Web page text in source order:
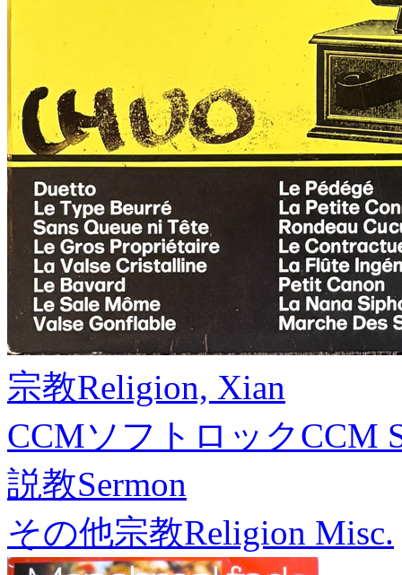
宗教Religion, Xian
CCMソフトロックCCM
説教Sermon
その他宗教Religion Misc.